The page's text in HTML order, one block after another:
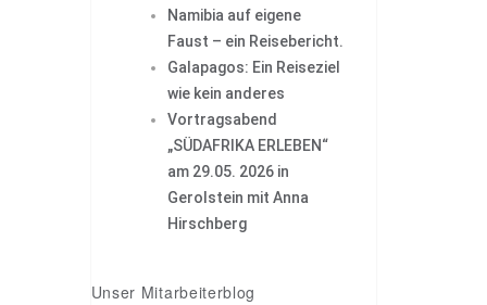
Namibia auf eigene
Faust – ein Reisebericht.
Galapagos: Ein Reiseziel
wie kein anderes
Vortragsabend
„SÜDAFRIKA ERLEBEN“
am 29.05. 2026 in
Gerolstein mit Anna
Hirschberg
Unser Mitarbeiterblog